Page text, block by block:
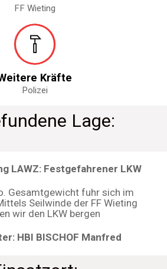
FF Wieting
Kräfte
Polizei
Lage:
LAWZ: Festgefahrener LKW
Gesamtgewicht fuhr sich im
Seilwinde der FF Wieting
wir den LKW bergen
HBI BISCHOF Manfred